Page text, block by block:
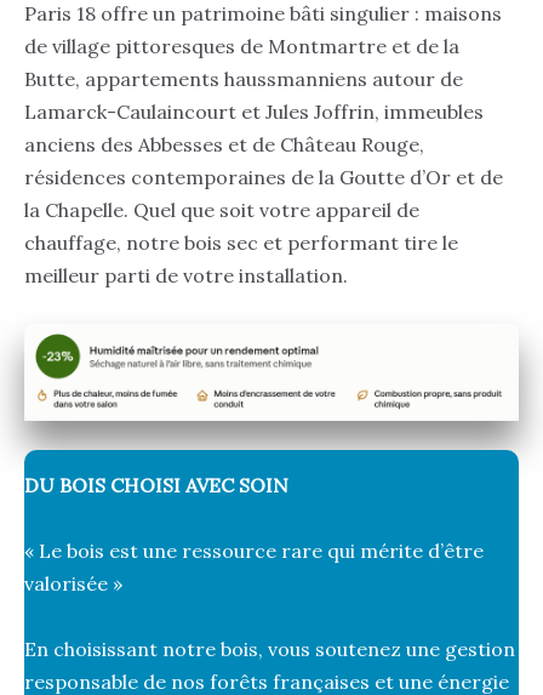
Paris 18 offre un patrimoine bâti singulier : maisons
de village pittoresques de Montmartre et de la
Butte, appartements haussmanniens autour de
Lamarck-Caulaincourt et Jules Joffrin, immeubles
anciens des Abbesses et de Château Rouge,
résidences contemporaines de la Goutte d’Or et de
la Chapelle. Quel que soit votre appareil de
chauffage, notre bois sec et performant tire le
meilleur parti de votre installation.
DU BOIS CHOISI AVEC SOIN
« Le bois est une ressource rare qui mérite d’être
valorisée »
En choisissant notre bois, vous soutenez une gestion
responsable de nos forêts françaises et une énergie